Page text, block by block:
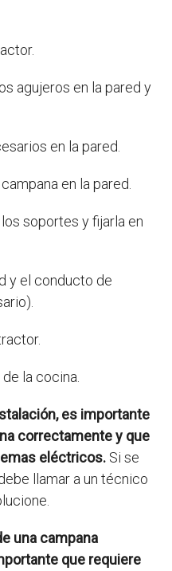
agujeros en la pared y
en la pared.
en la pared.
soportes y fijarla en
y el conducto de
la cocina.
es importante
correctamente y que
eléctricos. Si se
llamar a un técnico
una campana
que requiere